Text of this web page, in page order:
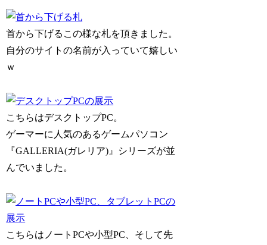
首から下げるこの様な札を頂きました。
自分のサイトの名前が入っていて嬉しい
ｗ
こちらはデスクトップPC。
ゲーマーに人気のあるゲームパソコン
『GALLERIA(ガレリア)』シリーズが並
んでいました。
こちらはノートPCや小型PC、そして先